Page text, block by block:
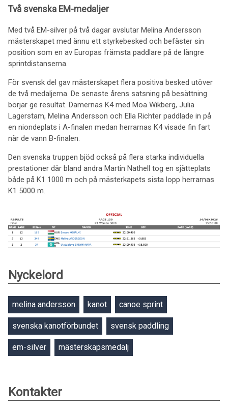
Två svenska EM-medaljer
Med två EM-silver på två dagar avslutar Melina Andersson
mästerskapet med ännu ett styrkebesked och befäster sin
position som en av Europas främsta paddlare på de längre
sprintdistanserna.
För svensk del gav mästerskapet flera positiva besked utöver
de två medaljerna. De senaste årens satsning på besättning
börjar ge resultat. Damernas K4 med Moa Wikberg, Julia
Lagerstam, Melina Andersson och Ella Richter paddlade in på
en niondeplats i A-finalen medan herrarnas K4 visade fin fart
när de vann B-finalen.
Den svenska truppen bjöd också på flera starka individuella
prestationer där bland andra Martin Nathell tog en sjätteplats
både på K1 1000 m och på mästerkapets sista lopp herrarnas
K1 5000 m.
Nyckelord
melina andersson kanot canoe sprint
svenska kanotförbundet svensk paddling
em-silver mästerskapsmedalj
Kontakter